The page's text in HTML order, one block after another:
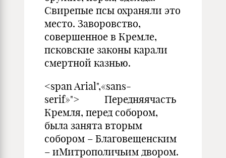
Свирепые псы охраняли это
место. Заворовство,
совершенное в Кремле,
псковские законы карали
смертной казнью.
<span Arial",«sans-
serif»"> Передняячасть
Кремля, перед собором,
была занята вторым
собором – Благовещенским
– иМитрополичьим двором.